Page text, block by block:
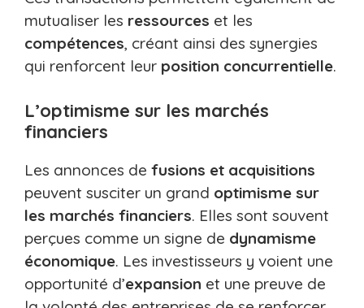
mutualiser les ressources et les
compétences, créant ainsi des synergies
qui renforcent leur position concurrentielle.
L’optimisme sur les marchés
financiers
Les annonces de fusions et acquisitions
peuvent susciter un grand optimisme sur
les marchés financiers. Elles sont souvent
perçues comme un signe de dynamisme
économique. Les investisseurs y voient une
opportunité d’expansion et une preuve de